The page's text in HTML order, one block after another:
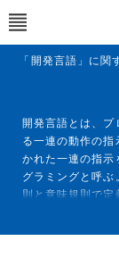
「開発言語」に
開発言語とは、プ
る一連の動作の
かれた一連の指示
グラミングと呼
則と意味規則で
れる言語であり
ゴリズムを実行